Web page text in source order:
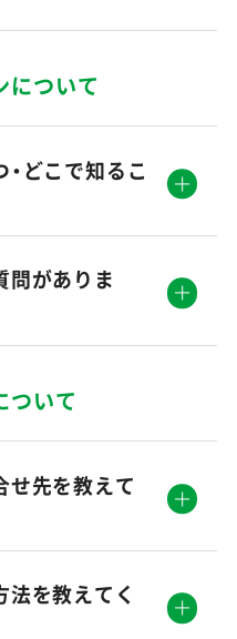
について
どこで知るこ
問がありま
ついて
せ先を教えて
を教えてく